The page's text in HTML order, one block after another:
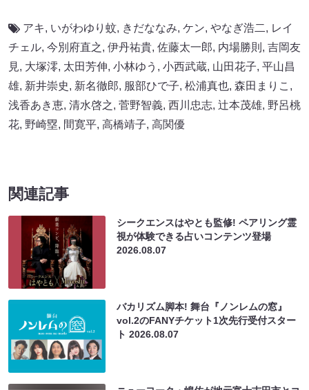
アキ, いがわゆり蚊, きだななみ, ケン, やなぎ浩二, レイ
チェル, 今別府直之, 伊丹祐貴, 佐藤太一郎, 内場勝則 , 吉岡友
見, 大塚澪, 太田芳伸, 小林ゆう , 小西武蔵, 山田花子, 平山昌
雄, 新井崇史, 新名徹郎, 服部ひで子, 松浦真也, 森田まりこ ,
浅香あき恵, 清水啓之, 菅野智義, 西川忠志, 辻本茂雄, 野呂桃
花, 野崎塁, 間寛平, 高橋靖子, 高関優
関連記事
シークエンスはやとも監修! ペアリング霊
視が体験できる占いコンテンツ登場
2026.08.07
バカリズム脚本! 舞台『ノンレムの窓』
vol.2のFANYチケット1次先行受付スター
ト2026.08.07